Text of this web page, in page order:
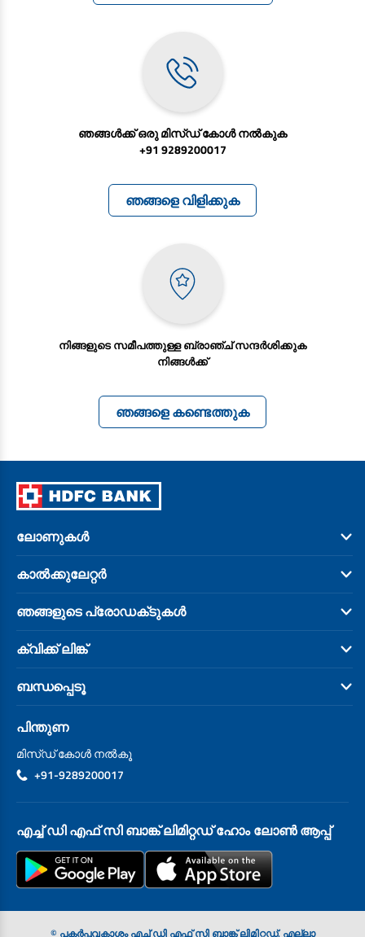
ഞങ്ങൾക്ക് ഒരു മിസ്ഡ് കോൾ നൽകുക
+91 9289200017
ഞങ്ങളെ വിളിക്കുക
നിങ്ങളുടെ സമീപത്തുള്ള ബ്രാഞ്ച് സന്ദര്‍ശിക്കുക
നിങ്ങൾക്ക്
ഞങ്ങളെ കണ്ടെത്തുക
ലോണുകൾ
കാൽക്കുലേറ്റർ
ഞങ്ങളുടെ പ്രോഡക്‌ടുകൾ
ക്വിക്ക് ലിങ്ക്
ബന്ധപ്പെടൂ
പിന്തുണ
മിസ്‍ഡ് കോൾ നൽകൂ
+91-9289200017
എച്ച് ഡി എഫ് സി ബാങ്ക് ലിമിറ്റഡ് ഹോം ലോൺ ആപ്പ്
© പകർപ്പവകാശം എച്ച് ഡി എഫ് സി ബാങ്ക് ലിമിറ്റഡ്. എല്ലാ